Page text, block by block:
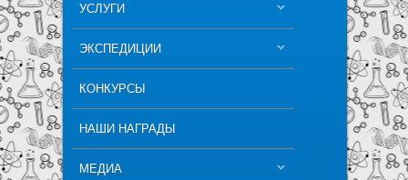
УСЛУГИ
ЭКСПЕДИЦИИ
КОНКУРСЫ
НАШИ НАГРАДЫ
МЕДИА